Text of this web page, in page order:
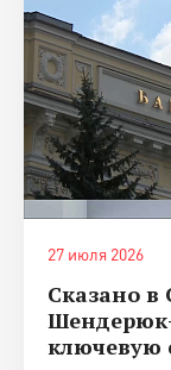
27 июля 2026
Сказано в
ключевую